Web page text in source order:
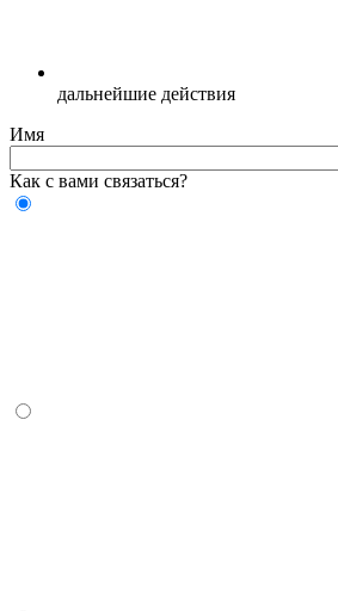
дальнейшие действия
Имя
Как с вами связаться?